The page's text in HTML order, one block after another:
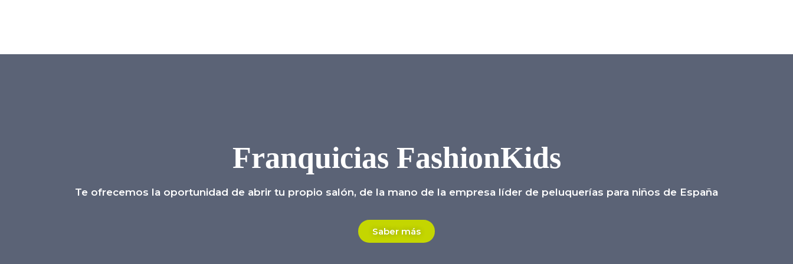
Franquicias FashionKids
Te ofrecemos la oportunidad de abrir tu propio salón, de la mano de la empresa líder de peluquerías para niños de España
Saber más